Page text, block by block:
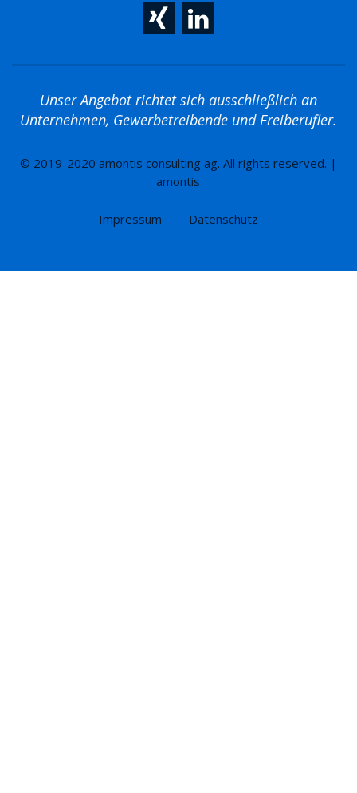
Unser Angebot richtet sich ausschließlich an
Unternehmen, Gewerbetreibende und Freiberufler.
© 2019-2020 amontis consulting ag. All rights reserved. |
amontis
Impressum Datenschutz